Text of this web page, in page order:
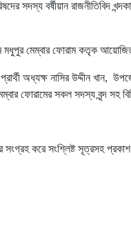
সদস্য বর্ষীয়ান রাজনীতিবিদ
মধুপুর মেম্বার ফোরাম কতৃক
অধ্যক্ষ নাসির উদ্দীন খান,
ফোরামের সকল সদস্য বৃন্দ সহ
সংগ্রহ করে সংশ্লিষ্ট সূত্রসহ